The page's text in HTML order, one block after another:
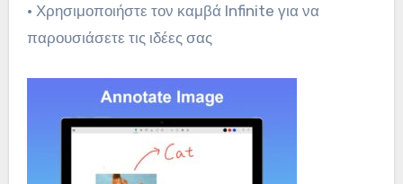
• Χρησιμοποιήστε τον καμβά Infinite για να
παρουσιάσετε τις ιδέες σας